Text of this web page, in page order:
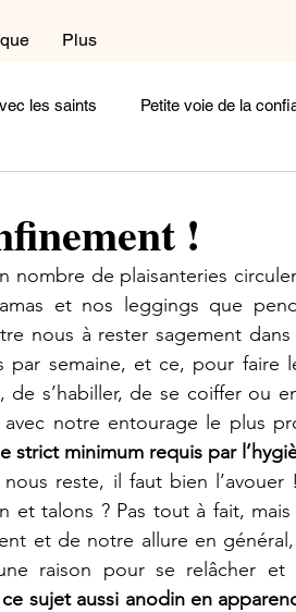
Plus
les saints Petite voie de la
Homme Complémentaires
et Histoire Cherchez la femme
Belle comme un coeur
!
de plaisanteries
et nos leggings que
nous à rester sagement
par semaine, et ce, pour faire
s’habiller, de se coiffer ou
notre entourage le plus
strict minimum requis par
reste, il faut bien
et talons ? Pas tout à fait,
et de notre allure en
raison pour se relâcher et
sujet aussi anodin en